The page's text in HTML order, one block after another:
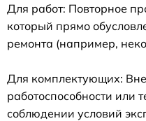
Для работ: Повторное
который прямо
ремонта (например,
Для комплектующих:
работоспособности или
соблюдении условий